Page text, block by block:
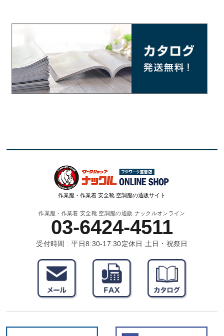
作業服・作業着 安全靴 空調服の通販サイト
作業服・作業着 安全靴 空調服の通販 ナックルオンライン
03-6424-4511
受付時間 : 平日8:30-17:30定休日 土日・祝祭日